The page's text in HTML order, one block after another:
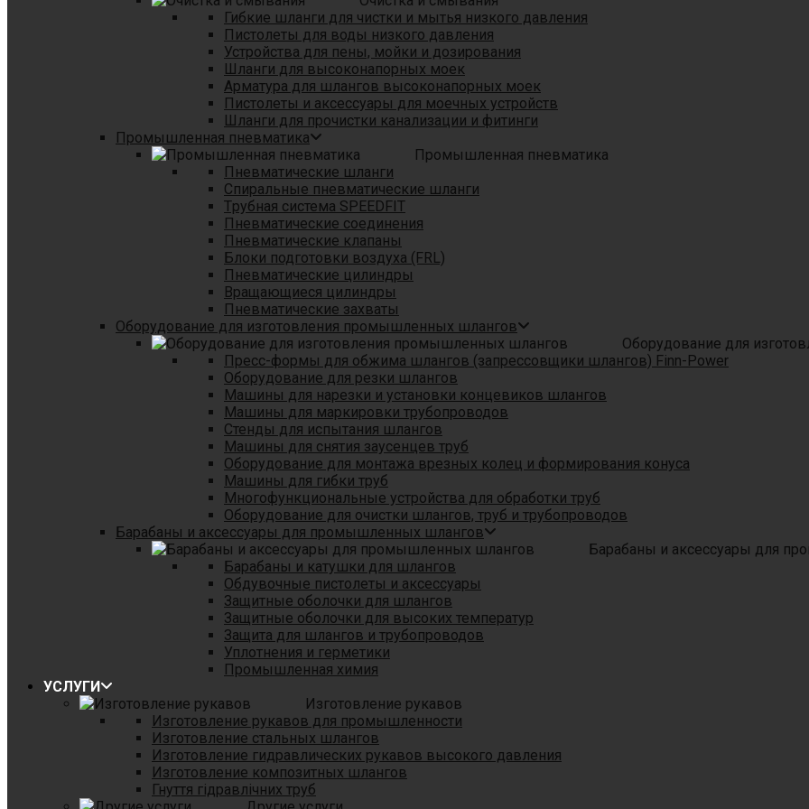
Гибкие шланги для чистки и мытья низкого давления
Пистолеты для воды низкого давления
Устройства для пены, мойки и дозирования
Шланги для высоконапорных моек
Арматура для шлангов высоконапорных моек
Пистолеты и аксессуары для моечных устройств
Шланги для прочистки канализации и фитинги
Промышленная пневматика
Промышленная пневматика
Пневматические шланги
Спиральные пневматические шланги
Tрубная система SPEEDFIT
Пневматические соединения
Пневматические клапаны
Блоки подготовки воздуха (FRL)
Пневматические цилиндры
Вращающиеся цилиндры
Пневматические захваты
Оборудование для изготовления промышленных шлангов
Оборудование для
Пресс-формы для обжима шлангов (запрессовщики шлангов) Finn-Power
Оборудование для резки шлангов
Машины для нарезки и установки концевиков шлангов
Машины для маркировки трубопроводов
Стенды для испытания шлангов
Машины для снятия заусенцев труб
Оборудование для монтажа врезных колец и формирования конуса
Машины для гибки труб
Многофункциональные устройства для обработки труб
Оборудование для очистки шлангов, труб и трубопроводов
Барабаны и аксессуары для промышленных шлангов
Барабаны и аксессуары для
Барабаны и катушки для шлангов
Обдувочные пистолеты и аксессуары
Защитные оболочки для шлангов
Защитные оболочки для высоких температур
Защита для шлангов и трубопроводов
Уплотнения и герметики
Промышленная химия
УСЛУГИ
Изготовление рукавов
Изготовление рукавов для промышленности
Изготовление стальных шлангов
Изготовление гидравлических рукавов высокого давления
Изготовление композитных шлангов
Гнуття гідравлічних труб